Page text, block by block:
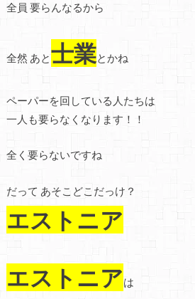
全員 要らんなるから
全然 あと士業とかね
ペーパーを回している人たちは
一人も要らなくなります！！
全く要らないですね
だって あそこどこだっけ？
エストニア
エストニアは